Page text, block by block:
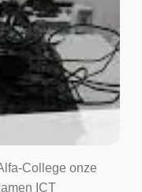
College onze
ICT